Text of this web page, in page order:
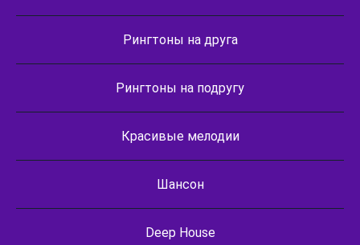
Рингтоны на друга
Рингтоны на подругу
Красивые мелодии
Шансон
Deep House